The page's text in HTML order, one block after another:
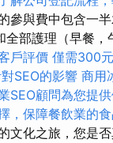
參與費中包含一
全部護理（早餐，
戶評價 僅需300
SEO的影響 商用
SEO顧問為您提
，保障餐飲業的
文化之旅，您是